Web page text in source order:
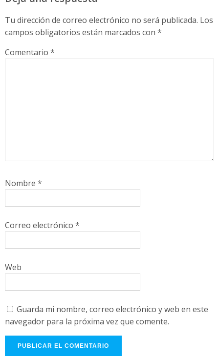
Tu dirección de correo electrónico no será publicada. Los
campos obligatorios están marcados con *
Comentario *
Nombre *
Correo electrónico *
Web
Guarda mi nombre, correo electrónico y web en este
navegador para la próxima vez que comente.